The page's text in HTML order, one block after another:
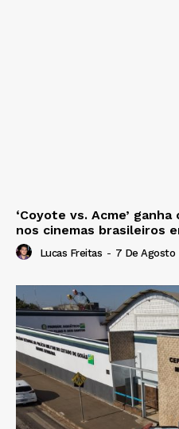
‘Coyote vs. Acme’
nos cinemas brasileiros
Lucas Freitas - 7 De Agosto